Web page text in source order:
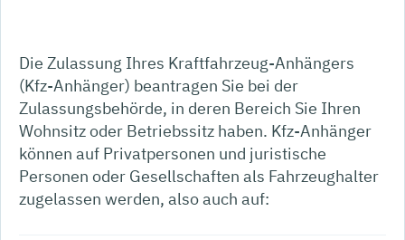
Die Zulassung Ihres Kraftfahrzeug-Anhängers
(Kfz-Anhänger) beantragen Sie bei der
Zulassungsbehörde, in deren Bereich Sie Ihren
Wohnsitz oder Betriebssitz haben. Kfz-Anhänger
können auf Privatpersonen und juristische
Personen oder Gesellschaften als Fahrzeughalter
zugelassen werden, also auch auf: